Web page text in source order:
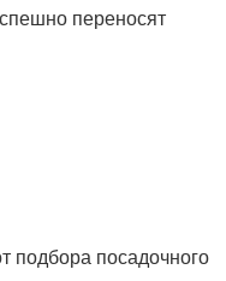
переносят
подбора посадочного